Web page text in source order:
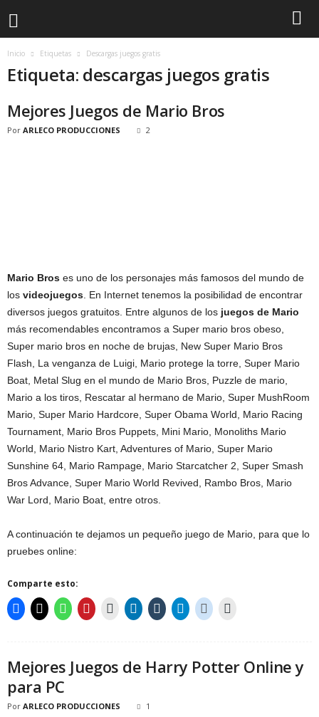
Inicio Etiquetas Descargas juegos gratis
Etiqueta: descargas juegos gratis
Mejores Juegos de Mario Bros
Por ARLECO PRODUCCIONES 2
Mario Bros es uno de los personajes más famosos del mundo de
los videojuegos . En Internet tenemos la posibilidad de encontrar
diversos juegos gratuitos. Entre algunos de los juegos de Mario
más recomendables encontramos a Super mario bros obeso,
Super mario bros en noche de brujas, New Super Mario Bros
Flash, La venganza de Luigi, Mario protege la torre, Super Mario
Boat, Metal Slug en el mundo de Mario Bros, Puzzle de mario,
Mario a los tiros, Rescatar al hermano de Mario, Super MushRoom
Mario, Super Mario Hardcore, Super Obama World, Mario Racing
Tournament, Mario Bros Puppets, Mini Mario, Monoliths Mario
World, Mario Nistro Kart, Adventures of Mario, Super Mario
Sunshine 64, Mario Rampage, Mario Starcatcher 2, Super Smash
Bros Advance, Super Mario World Revived, Rambo Bros, Mario
War Lord, Mario Boat, entre otros.
A continuación te dejamos un pequeño juego de Mario, para que lo
pruebes online:
Comparte esto:
Mejores Juegos de Harry Potter Online y
para PC
Por ARLECO PRODUCCIONES 1